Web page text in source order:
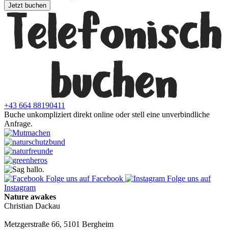
Jetzt buchen
+43 664 88190411
Buche unkompliziert direkt online oder stell eine unverbindliche
Anfrage.
Folge uns auf Facebook
Folge uns auf
Instagram
Nature awakes
Christian Dackau
Metzgerstraße 66, 5101 Bergheim